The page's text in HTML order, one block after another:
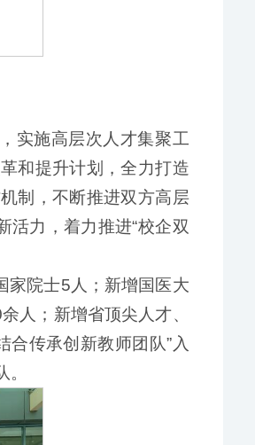
实施高层次人才集聚工
和提升计划，全力打造
制，不断推进双方高层
活力，着力推进“校企双
家院士5人；新增国医大
人；新增省顶尖人才、
传承创新教师团队”入